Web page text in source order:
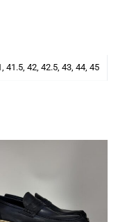
41.5, 42, 42.5, 43, 44, 45